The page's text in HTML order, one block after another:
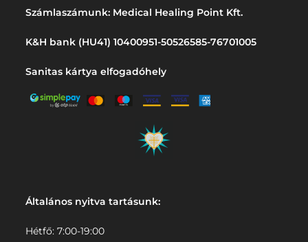
Számlaszámunk: Medical Healing Point Kft.
K&H bank (HU41) 10400951-50526585-76701005
Sanitas kártya elfogadóhely
Általános nyitva tartásunk:
Hétfő: 7:00-19:00